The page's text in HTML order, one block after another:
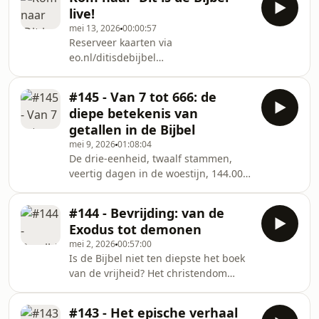
zelfs wordt vervolgd? De eerste brief
van Petrus is een korte, maar
krachtige tekst uit de Bijbel, vol
prachtige en iconische zinnen. En het
is een brief die schuurt en vragen
oproept – bijvoorbeeld over die
raadselachtige teks
live!
mei 13, 202600:00:57
Reserveer kaarten via
eo.nl/ditisdebijbel
(https://shop.paylogic.com/
daarom gaan we voor het eerst live
(https://shop.paylogic.com/
met 'Dit is de Bijbel'! Op
woensdagavond 10 juni nodigen we
je uit voor het 'Dit is de Bijbel Event' in
de Grote Kerk in Hilversum. Arnold
Huijge
#145 - Van 7 tot 666: de
diepe betekenis van
getallen in de Bijbel
mei 9, 202601:08:04
De drie-eenheid, twaalf stammen,
veertig dagen in de woestijn, 144.000
dragen betekenis, leggen verbanden
en vertellen soms een eigen verhaal
tussen de regels door. Maar wat zit er
precies achter die Bijbelse getallen?
Wanneer is een getal gewoon een
aantal, wanneer heeft het een
diepere symbolische laag – en
#144 - Bevrijding: van de
Exodus tot demonen
mei 2, 202600:57:00
Is de Bijbel niet ten diepste het boek
van de vrijheid? Het christendom
#143 - Het epische verhaal